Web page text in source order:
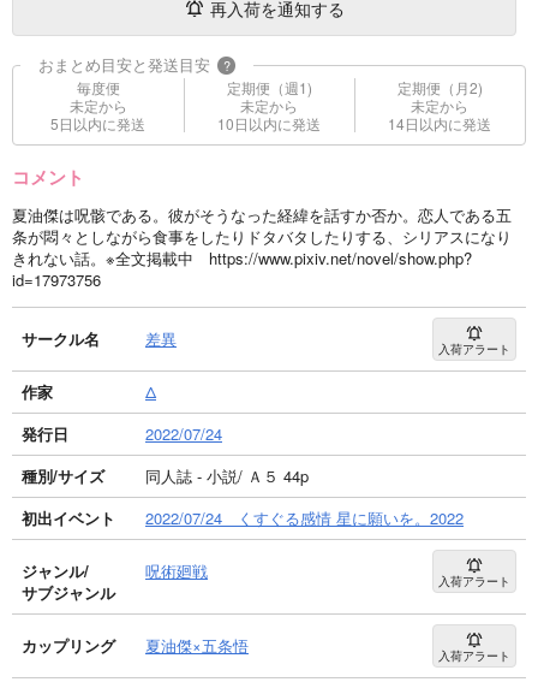
再入荷を通知する
おまとめ目安と発送目安 ?
毎度便
未定から
5日以内に発送
定期便（週1)
未定から
10日以内に発送
定期便（月2)
未定から
14日以内に発送
コメント
夏油傑は呪骸である。彼がそうなった経緯を話すか否か。恋人である五
条が悶々としながら食事をしたりドタバタしたりする、シリアスになり
きれない話。※全文掲載中 https://www.pixiv.net/novel/show.php?
id=17973756
サークル名 差異 入荷アラート
作家
Δ
発行日
2022/07/24
種別/サイズ
同人誌 - 小説/ Ａ５ 44p
初出イベント
2022/07/24 くすぐる感情 星に願いを。2022
ジャンル/
サブジャンル
呪術廻戦 入荷アラート
カップリング 夏油傑×五条悟 入荷アラート